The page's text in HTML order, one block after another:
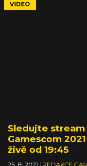
VIDEO
Sledujte
Gamescom
živě od 19:45